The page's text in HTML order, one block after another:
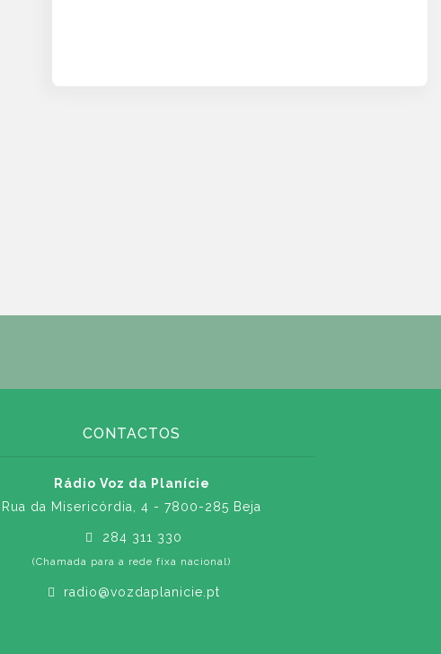
CONTACTOS
Rádio Voz da Planície
Rua da Misericórdia, 4 - 7800-285 Beja
284 311 330
(Chamada para a rede fixa nacional)
radio@vozdaplanicie.pt